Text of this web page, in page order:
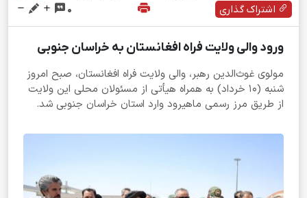
اشتراک گذاری
0
ورود والی ولایت فراه افغانستان به خراسان جنوبی
مولوی غوث‌الدین رهبر، والی ولایت فراه افغانستان، صبح امروز
شنبه (۱۰ خرداد) به همراه هیأتی از مسئولان محلی این ولایت
از طریق مرز رسمی ماهیرود وارد استان خراسان جنوبی شد.